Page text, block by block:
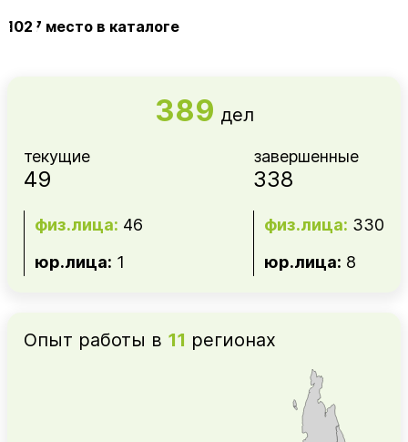
1027 место в каталоге
389 дел
текущие
49
физ.лица: 46
юр.лица: 1
завершенные
338
физ.лица: 330
юр.лица: 8
Опыт работы в 11 регионах